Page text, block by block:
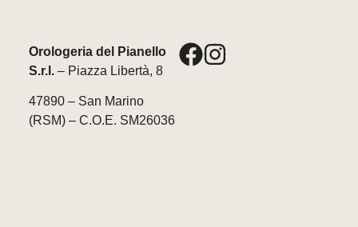
Orologeria del Pianello
S.r.l.– Piazza Libertà, 8
47890 – San Marino
(RSM) – C.O.E. SM26036